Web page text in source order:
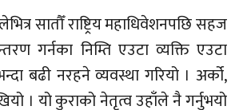
सातौँ राष्ट्रिय महाधिवेशनपछि सहज
गर्नका निम्ति एउटा व्यक्ति एउटा
बढी नरहने व्यवस्था गरियो । अर्को,
। यो कुराको नेतृत्व उहाँले नै गर्नुभयो